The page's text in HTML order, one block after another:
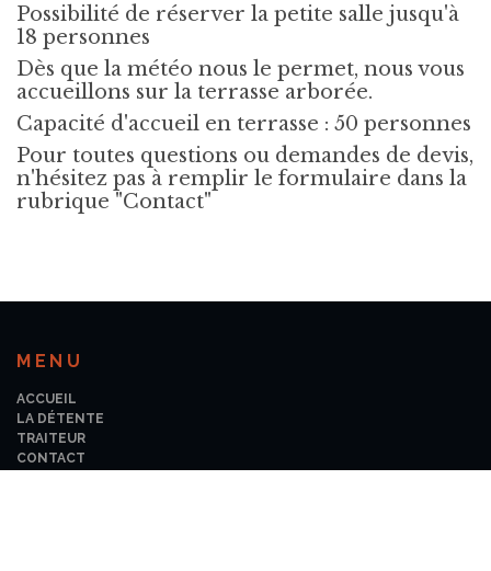
Possibilité de réserver la petite salle jusqu'à
18 personnes
Dès que la météo nous le permet, nous vous
accueillons sur la terrasse arborée.
Capacité d'accueil en terrasse : 50 personnes
Pour toutes questions ou demandes de devis,
n'hésitez pas à remplir le formulaire dans la
rubrique "Contact"
MENU
ACCUEIL
LA DÉTENTE
TRAITEUR
CONTACT